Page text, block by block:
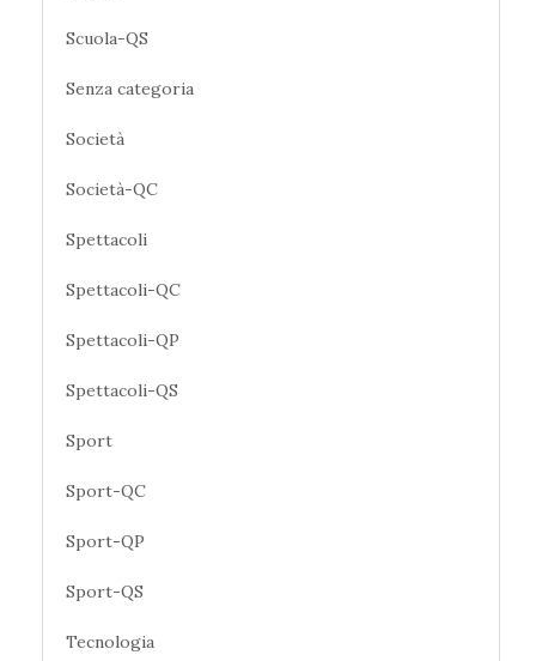
Scuola-QS
Senza categoria
Società
Società-QC
Spettacoli
Spettacoli-QC
Spettacoli-QP
Spettacoli-QS
Sport
Sport-QC
Sport-QP
Sport-QS
Tecnologia